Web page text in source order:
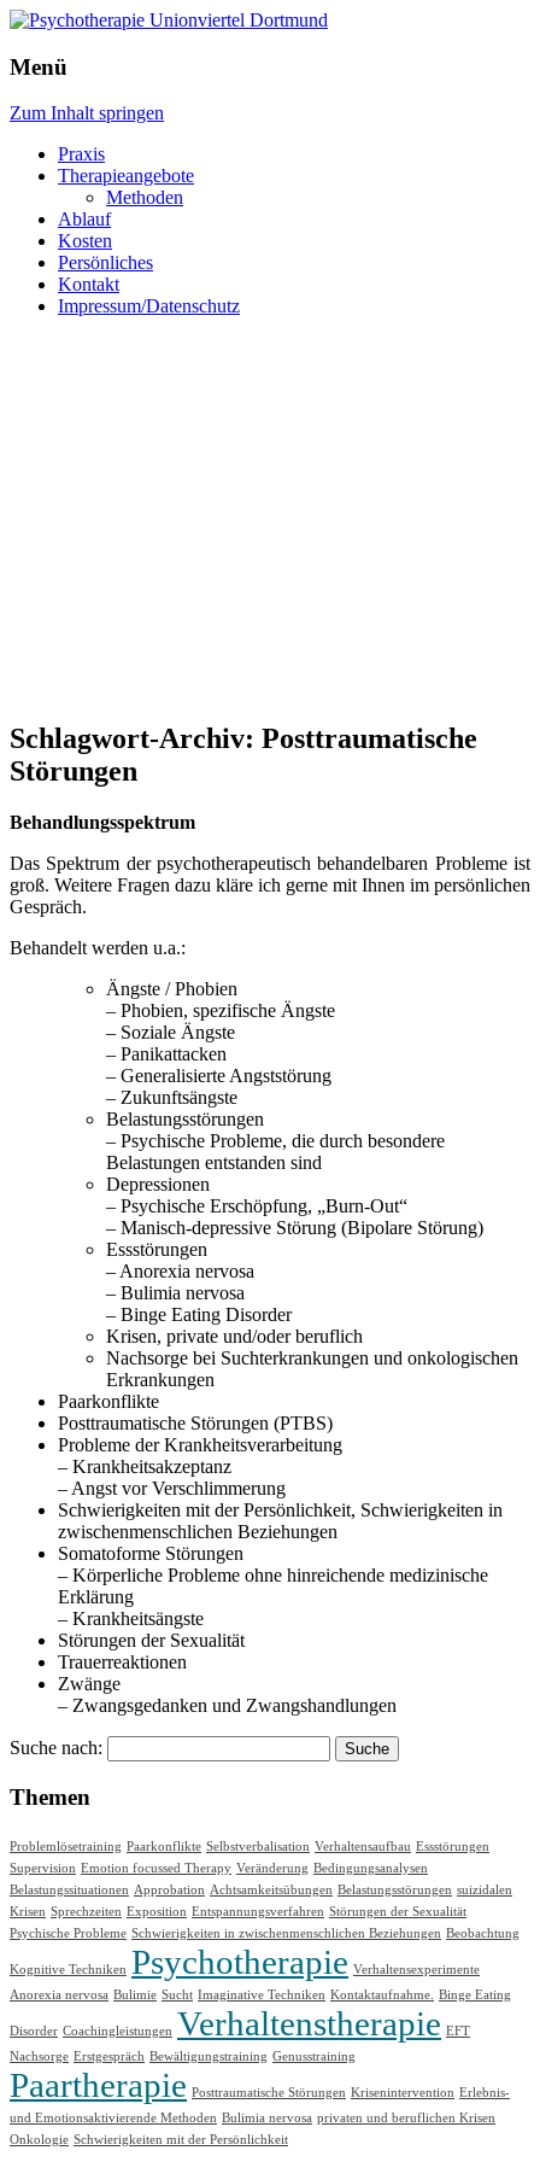
Menü
Zum Inhalt springen
Praxis
Therapieangebote
Methoden
Ablauf
Kosten
Persönliches
Kontakt
Impressum/Datenschutz
Schlagwort-Archiv: Posttraumatische
Störungen
Behandlungsspektrum
Das Spektrum der psychotherapeutisch behandelbaren Probleme ist
groß. Weitere Fragen dazu kläre ich gerne mit Ihnen im persönlichen
Gespräch.
Behandelt werden u.a.:
Ängste / Phobien
– Phobien, spezifische Ängste
– Soziale Ängste
– Panikattacken
– Generalisierte Angststörung
– Zukunftsängste
Belastungsstörungen
– Psychische Probleme, die durch besondere
Belastungen entstanden sind
Depressionen
– Psychische Erschöpfung, „Burn-Out“
– Manisch-depressive Störung (Bipolare Störung)
Essstörungen
– Anorexia nervosa
– Bulimia nervosa
– Binge Eating Disorder
Krisen, private und/oder beruflich
Nachsorge bei Suchterkrankungen und onkologischen
Erkrankungen
Paarkonflikte
Posttraumatische Störungen (PTBS)
Probleme der Krankheitsverarbeitung
– Krankheitsakzeptanz
– Angst vor Verschlimmerung
Schwierigkeiten mit der Persönlichkeit, Schwierigkeiten in
zwischenmenschlichen Beziehungen
Somatoforme Störungen
– Körperliche Probleme ohne hinreichende medizinische
Erklärung
– Krankheitsängste
Störungen der Sexualität
Trauerreaktionen
Zwänge
– Zwangsgedanken und Zwangshandlungen
Suche nach:
Themen
Problemlösetraining Paarkonflikte Selbstverbalisation Verhaltensaufbau Essstörungen
Supervision Emotion focussed Therapy Veränderung Bedingungsanalysen
Belastungssituationen Approbation Achtsamkeitsübungen Belastungsstörungen suizidalen
Krisen Sprechzeiten Exposition Entspannungsverfahren Störungen der Sexualität
Psychische Probleme Schwierigkeiten in zwischenmenschlichen Beziehungen Beobachtung
Kognitive Techniken Psychotherapie Verhaltensexperimente
Anorexia nervosa Bulimie Sucht Imaginative Techniken Kontaktaufnahme. Binge Eating
Disorder Coachingleistungen Verhaltenstherapie EFT
Nachsorge Erstgespräch Bewältigungstraining Genusstraining
Paartherapie Posttraumatische Störungen Krisenintervention Erlebnis-
und Emotionsaktivierende Methoden Bulimia nervosa privaten und beruflichen Krisen
Onkologie Schwierigkeiten mit der Persönlichkeit